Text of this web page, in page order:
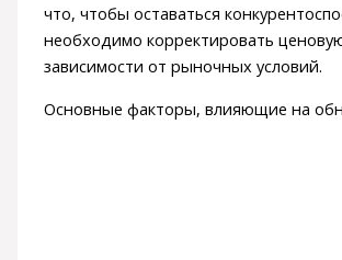
что, чтобы оставаться
необходимо корректировать
зависимости от рыночных условий.
Основные факторы, влияющие на